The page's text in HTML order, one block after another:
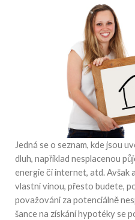
Jedná se o seznam, kde jsou
dluh, například nesplacenou
energie či internet, atd. Avšak
vlastní vinou, přesto budete,
považováni za potenciálně
šance na získání hypotéky se